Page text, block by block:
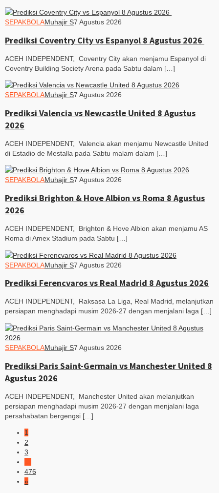
SEPAKBOLAMuhajir S7 Agustus 2026
Prediksi Coventry City vs Espanyol 8 Agustus 2026
ACEH INDEPENDENT, Coventry City akan menjamu Espanyol di
Coventry Building Society Arena pada Sabtu dalam […]
SEPAKBOLAMuhajir S7 Agustus 2026
Prediksi Valencia vs Newcastle United 8 Agustus
2026
ACEH INDEPENDENT, Valencia akan menjamu Newcastle United
di Estadio de Mestalla pada Sabtu malam dalam […]
SEPAKBOLAMuhajir S7 Agustus 2026
Prediksi Brighton & Hove Albion vs Roma 8 Agustus
2026
ACEH INDEPENDENT, Brighton & Hove Albion akan menjamu AS
Roma di Amex Stadium pada Sabtu […]
SEPAKBOLAMuhajir S7 Agustus 2026
Prediksi Ferencvaros vs Real Madrid 8 Agustus 2026
ACEH INDEPENDENT, Raksasa La Liga, Real Madrid, melanjutkan
persiapan menghadapi musim 2026-27 dengan menjalani laga […]
SEPAKBOLAMuhajir S7 Agustus 2026
Prediksi Paris Saint-Germain vs Manchester United 8
Agustus 2026
ACEH INDEPENDENT, Manchester United akan melanjutkan
persiapan menghadapi musim 2026-27 dengan menjalani laga
persahabatan bergengsi […]
1
2
3
476
»